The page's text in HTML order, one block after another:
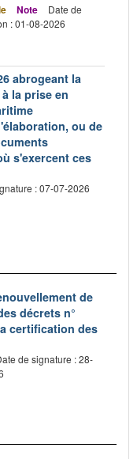
Note
Date de
: 01-08-2026
abrogeant la
la prise en
ou de
s'exercent ces
: 07-07-2026
de
décrets n°
certification des
de signature : 28-